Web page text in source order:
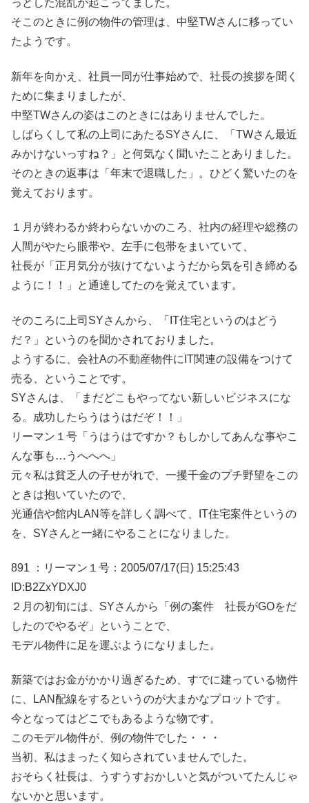
っとした混乱が起こってました。
そこのときに例の物件の管理は、中堅TWさんに移ってい
たようです。
新年を向かえ、社員一同が仕事始めで、社長の挨拶を聞く
ために集まりましたが、
中堅TWさんの姿はこのときにはありませんでした。
しばらくして私の上司にあたるSYさんに、「TWさん最近
みかけないっすね？」と何気なく聞いたことありました。
そのときの返事は「年末で退職した」。ひどく驚いたのを
覚えております。
１月が終わるか終わらないかのころ、社内の経理や総務の
人間がやたら眼帯や、左手に包帯をまいていて、
社長が「正月気分が抜けてないようだから気を引き締める
ように！！」と通達してたのを覚えています。
そのころに上司SYさんから、「IT住宅というのはどう
だ？」というのを聞かされておりました。
ようするに、会社Aの不動産物件にIT関連の設備をつけて
売る、ということです。
SYさんは、「まだどこもやってない新しいビジネスにな
る。成功したらうはうはだぞ！！」
リーマン１号「うはうはですか？もしかしてあんな事やこ
んな事も…うへへへ」
元々私は貧乏人の子せがれで、一攫千金のプチ野望をこの
ときは抱いていたので、
光通信や館内LAN等を詳しく調べて、IT住宅案件というの
を、SYさんと一緒にやることになりました。
891 ：リーマン１号：2005/07/17(日) 15:25:43
ID:B2ZxYDXJ0
２月の初旬には、SYさんから「例の案件 社長がGOをだ
したのでやるぞ」ということで、
モデル物件に足を運ぶようになりました。
新築ではお金がかかり過ぎるため、すでに建っている物件
に、LAN配線をするというのが大まかなプロットです。
今となってはどこでもあるような物です。
このモデル物件が、例の物件でした・・・
当初、私はまったく知らされていませんでした。
おそらく社長は、うすうすおかしいと気がついてたんじゃ
ないかと思います。